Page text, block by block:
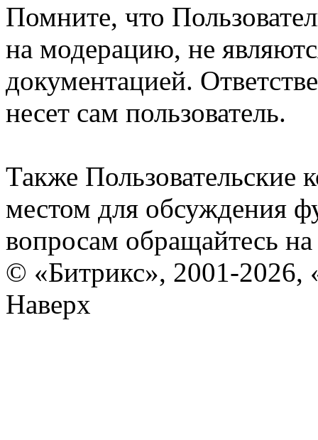
Помните, что
на модерацию, не
документацией.
несет сам пользователь.
Также Пользовательские
местом для обсуждения
вопросам обращайтесь
© «Битрикс», 2001-2026,
Наверх